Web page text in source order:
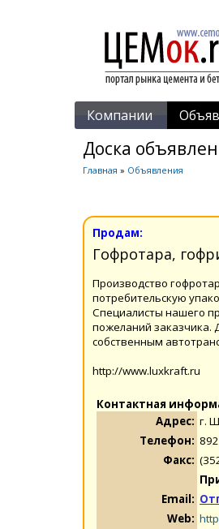
Компании
Доска
Главная » Объявления
Продам:
Гофротара,
Производство
потребительскую
Специалисты нашего
пожеланий заказчика.
собственным
http://www.luxkraft.ru
Контактная
Адрес: г.
Телефон:
Факс:
Email:
Web: